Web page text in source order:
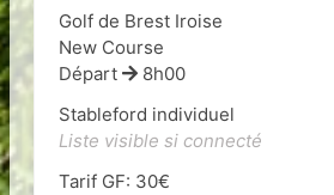
Golf de Brest Iroise
New Course
Départ
8h00
Stableford individuel
Liste visible si connecté
Tarif GF: 30€